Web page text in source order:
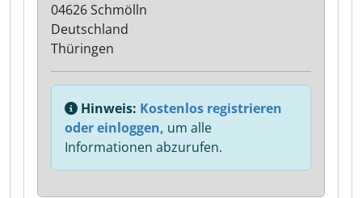
04626 Schmölln
Deutschland
Thüringen
Hinweis: Kostenlos registrieren
oder einloggen, um alle
Informationen abzurufen.